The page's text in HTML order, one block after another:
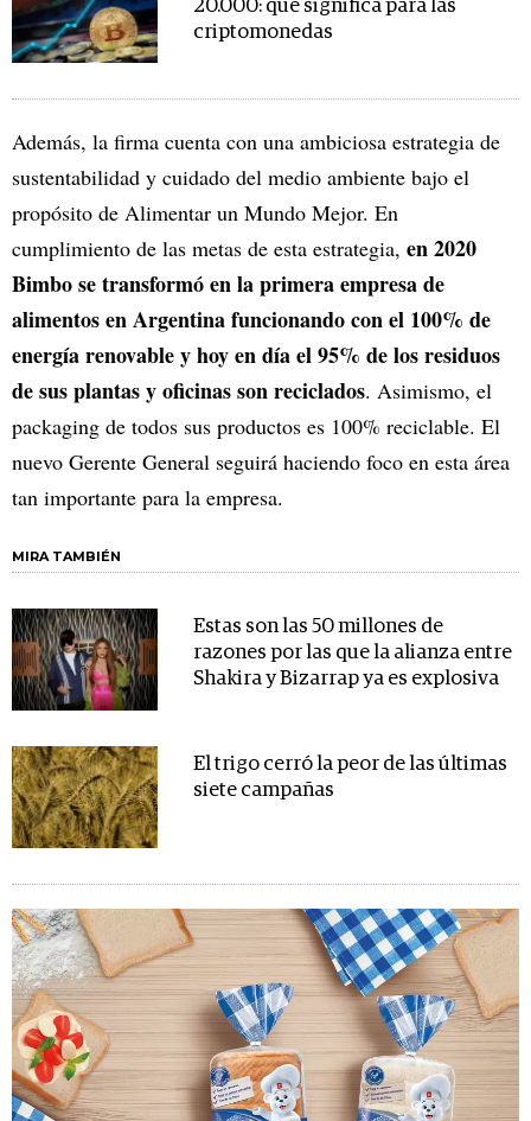
20.000: qué significa para las
criptomonedas
Además, la firma cuenta con una ambiciosa estrategia de
sustentabilidad y cuidado del medio ambiente bajo el
propósito de Alimentar un Mundo Mejor. En
cumplimiento de las metas de esta estrategia, en 2020
Bimbo se transformó en la primera empresa de
alimentos en Argentina funcionando con el 100% de
energía renovable y hoy en día el 95% de los residuos
de sus plantas y oficinas son reciclados. Asimismo, el
packaging de todos sus productos es 100% reciclable. El
nuevo Gerente General seguirá haciendo foco en esta área
tan importante para la empresa.
MIRA TAMBIÉN
Estas son las 50 millones de
razones por las que la alianza entre
Shakira y Bizarrap ya es explosiva
El trigo cerró la peor de las últimas
siete campañas